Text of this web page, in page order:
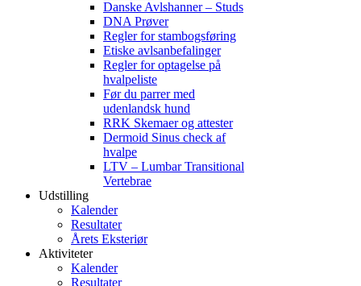
Danske Avlshanner – Studs
DNA Prøver
Regler for stambogsføring
Etiske avlsanbefalinger
Regler for optagelse på
hvalpeliste
Før du parrer med
udenlandsk hund
RRK Skemaer og attester
Dermoid Sinus check af
hvalpe
LTV – Lumbar Transitional
Vertebrae
Udstilling
Kalender
Resultater
Årets Eksteriør
Aktiviteter
Kalender
Resultater